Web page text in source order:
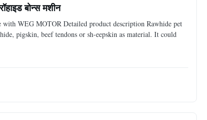
बोन्स मशीन
with WEG MOTOR Detailed product description Rawhide pet
pigskin, beef tendons or sh-eepskin as material. It could